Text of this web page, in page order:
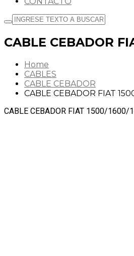
CABLE CEBADOR
Home
CABLES
CABLE CEBADOR
CABLE CEBADOR FIAT
CABLE CEBADOR FIAT 1500/1600/